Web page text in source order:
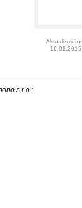
16.01.2015
s.r.o.: